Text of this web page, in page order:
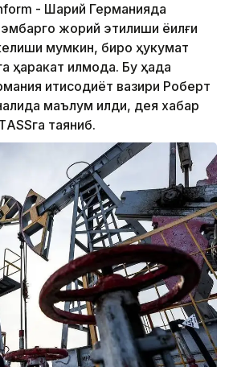
- Шарқий Германияда
жорий этилиши ёқилғи
мумкин, бироқ ҳукумат
қилмоқда. Бу ҳақда
иқтисодиёт вазири Роберт
маълум қилди, дея хабар
таяниб.